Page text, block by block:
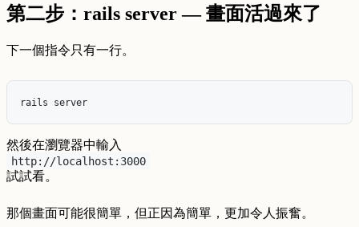
第二步：rails server — 畫面活過來了
下一個指令只有一行。
然後在瀏覽器中輸入
http://localhost:3000
試試看。
那個畫面可能很簡單，但正因為簡單，更加令人振奮。